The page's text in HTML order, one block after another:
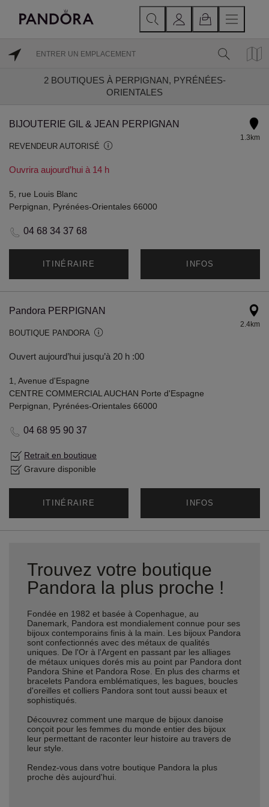
2BOUTIQUES À PERPIGNAN, PYRÉNÉES-
ORIENTALES
BIJOUTERIE GIL & JEAN PERPIGNAN
REVENDEUR AUTORISÉ
Ouvrira aujourd’hui à 14 h
1.3km
5, rue Louis Blanc
Perpignan, Pyrénées-Orientales 66000
04 68 34 37 68
ITINÉRAIRE INFOS
Pandora PERPIGNAN
BOUTIQUE PANDORA
Ouvert aujourd’hui jusqu’à 20 h :00
2.4km
1, Avenue d'Espagne
CENTRE COMMERCIAL AUCHAN Porte d'Espagne
Perpignan, Pyrénées-Orientales 66000
04 68 95 90 37
Retrait en boutique
Gravure disponible
ITINÉRAIRE INFOS
Trouvez votre boutique
Pandora la plus proche !
Fondée en 1982 et basée à Copenhague, au
Danemark, Pandora est mondialement connue pour ses
bijoux contemporains finis à la main. Les bijoux Pandora
sont confectionnés avec des métaux de qualités
uniques. De l'Or à l'Argent en passant par les alliages
de métaux uniques dorés mis au point par Pandora dont
Pandora Shine et Pandora Rose. En plus des charms et
bracelets Pandora emblématiques, les bagues, boucles
d'oreilles et colliers Pandora sont tout aussi beaux et
sophistiqués.
Découvrez comment une marque de bijoux danoise
conçoit pour les femmes du monde entier des bijoux
leur permettant de raconter leur histoire au travers de
leur style.
Rendez-vous dans votre boutique Pandora la plus
proche dès aujourd'hui.